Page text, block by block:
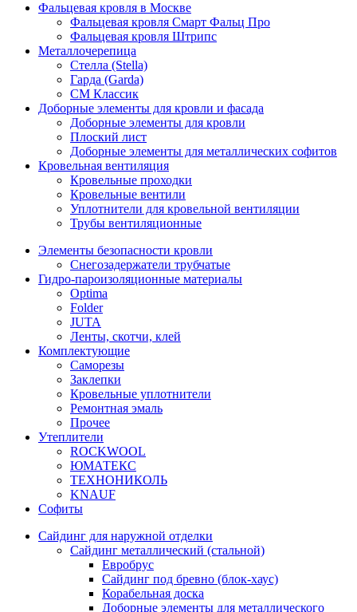
Фальцевая кровля в Москве
Фальцевая кровля Смарт Фальц Про
Фальцевая кровля Штрипс
Металлочерепица
Стелла (Stella)
Гарда (Garda)
СМ Классик
Доборные элементы для кровли и фасада
Доборные элементы для кровли
Плоский лист
Доборные элементы для металлических софитов
Кровельная вентиляция
Кровельные проходки
Кровельные вентили
Уплотнители для кровельной вентиляции
Трубы вентиляционные
Элементы безопасности кровли
Снегозадержатели трубчатые
Гидро-пароизоляционные материалы
Optima
Folder
JUTA
Ленты, скотчи, клей
Комплектующие
Саморезы
Заклепки
Кровельные уплотнители
Ремонтная эмаль
Прочее
Утеплители
ROCKWOOL
ЮМАТЕКС
ТЕХНОНИКОЛЬ
KNAUF
Софиты
Сайдинг для наружной отделки
Сайдинг металлический (стальной)
Евробрус
Сайдинг под бревно (блок-хаус)
Корабельная доска
Доборные элементы для металлического